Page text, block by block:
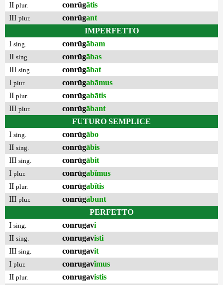
II plur. conrūgātis
III plur. conrūgant
IMPERFETTO
I sing. conrūgābam
II sing. conrūgābas
III sing. conrūgābat
I plur. conrūgabāmus
II plur. conrūgabātis
III plur. conrūgābant
FUTURO SEMPLICE
I sing. conrūgābo
II sing. conrūgābis
III sing. conrūgābit
I plur. conrūgabĭmus
II plur. conrūgabĭtis
III plur. conrūgābunt
PERFETTO
I sing. conrugavi
II sing. conrugavisti
III sing. conrugavit
I plur. conrugavĭmus
II plur. conrugavistis